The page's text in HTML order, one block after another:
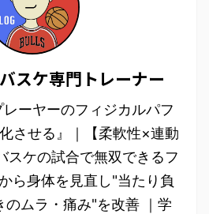
スケ専門トレーナー
レーヤーのフィジカルパフ
させる』｜【柔軟性×連動
スケの試合で無双できるフ
ら身体を見直し"当たり負
のムラ・痛み"を改善 ｜学